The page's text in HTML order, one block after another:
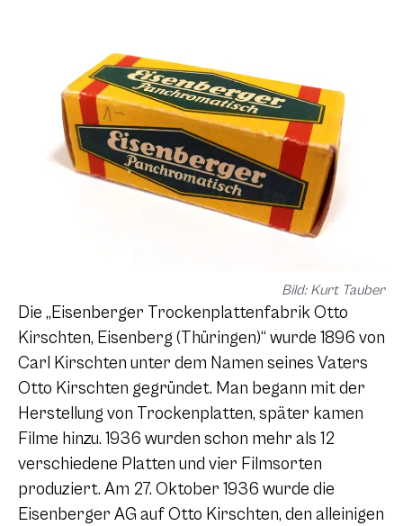
Bild: Kurt Tauber
Die „Eisenberger Trockenplattenfabrik Otto
Kirschten, Eisenberg (Thüringen)“ wurde 1896 von
Carl Kirschten unter dem Namen seines Vaters
Otto Kirschten gegründet. Man begann mit der
Herstellung von Trockenplatten, später kamen
Filme hinzu. 1936 wurden schon mehr als 12
verschiedene Platten und vier Filmsorten
produziert. Am 27. Oktober 1936 wurde die
Eisenberger AG auf Otto Kirschten, den alleinigen